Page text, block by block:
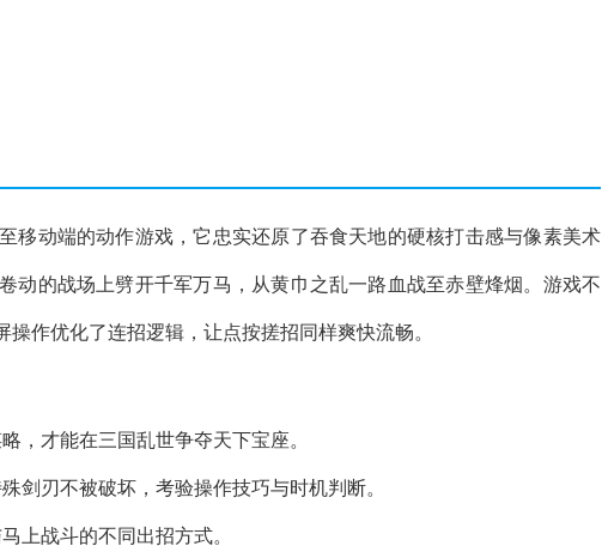
移动端的动作游戏，它忠实还原了吞食天地的硬核打击感与像素美术
动的战场上劈开千军万马，从黄巾之乱一路血战至赤壁烽烟。游戏不
作优化了连招逻辑，让点按搓招同样爽快流畅。
，才能在三国乱世争夺天下宝座。
剑刃不被破坏，考验操作技巧与时机判断。
上战斗的不同出招方式。